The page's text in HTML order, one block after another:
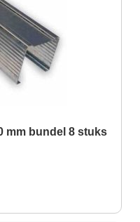
mm bundel 8 stuks